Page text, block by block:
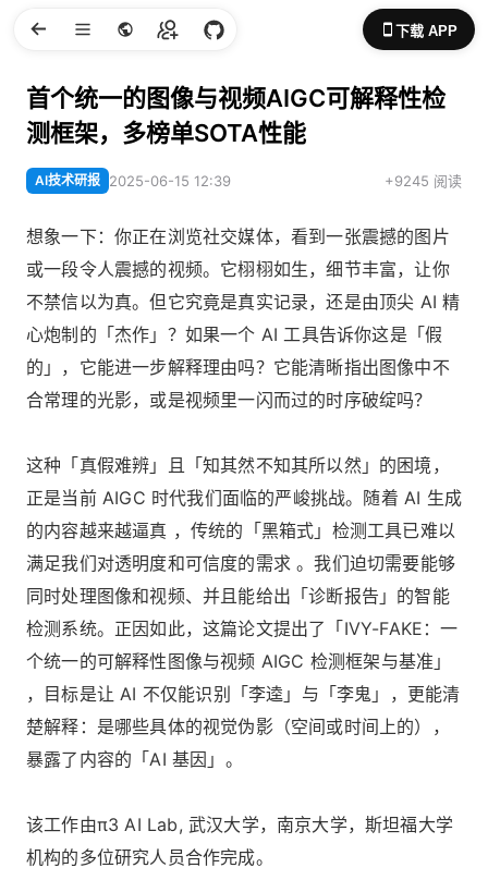
下载 APP
首个统一的图像与视频AIGC可解释性检
测框架，多榜单SOTA性能
AI技术研报 2025-06-15 12:39 +9245 阅读
想象一下：你正在浏览社交媒体，看到一张震撼的图片
或一段令人震撼的视频。它栩栩如生，细节丰富，让你
不禁信以为真。但它究竟是真实记录，还是由顶尖 AI 精
心炮制的「杰作」？如果一个 AI 工具告诉你这是「假
的」，它能进一步解释理由吗？它能清晰指出图像中不
合常理的光影，或是视频里一闪而过的时序破绽吗？
这种「真假难辨」且「知其然不知其所以然」的困境，
正是当前 AIGC 时代我们面临的严峻挑战。随着 AI 生成
的内容越来越逼真 ，传统的「黑箱式」检测工具已难以
满足我们对透明度和可信度的需求 。我们迫切需要能够
同时处理图像和视频、并且能给出「诊断报告」的智能
检测系统。正因如此，这篇论文提出了「IVY-FAKE：一
个统一的可解释性图像与视频 AIGC 检测框架与基准」
，目标是让 AI 不仅能识别「李逵」与「李鬼」，更能清
楚解释：是哪些具体的视觉伪影（空间或时间上的），
暴露了内容的「AI 基因」。
该工作由π3 AI Lab, 武汉大学，南京大学，斯坦福大学
机构的多位研究人员合作完成。